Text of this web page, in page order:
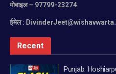
मोबाइल– 97799-23274
ईमेल :
Recent
Punjab: